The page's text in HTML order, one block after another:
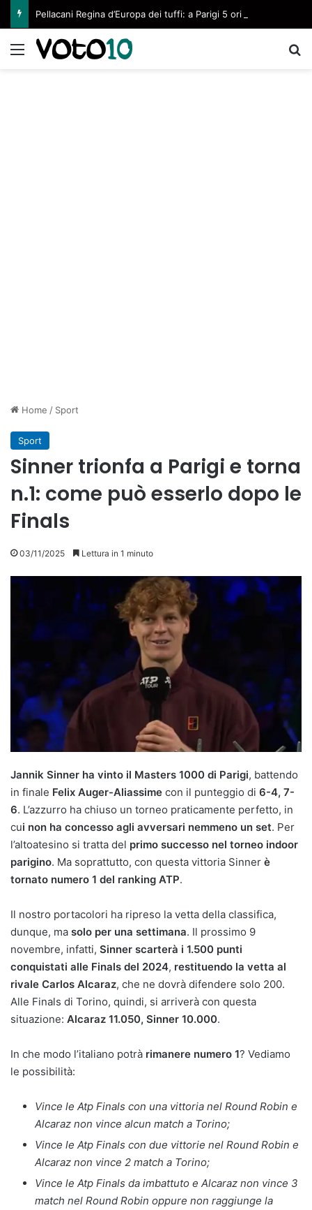
Menu
Home / Sport
Sport
Sinner trionfa a Parigi e torna
n.1: come può esserlo dopo le
Finals
03/11/2025 Lettura in 1 minuto
Jannik Sinner ha vinto il Masters 1000 di Parigi, battendo
in finale Felix Auger-Aliassime con il punteggio di 6-4, 7-
6. L’azzurro ha chiuso un torneo praticamente perfetto, in
cui non ha concesso agli avversari nemmeno un set. Per
l’altoatesino si tratta del primo successo nel torneo indoor
parigino. Ma soprattutto, con questa vittoria Sinner è
tornato numero 1 del ranking ATP.
Il nostro portacolori ha ripreso la vetta della classifica,
dunque, ma solo per una settimana. Il prossimo 9
novembre, infatti, Sinner scarterà i 1.500 punti
conquistati alle Finals del 2024, restituendo la vetta al
rivale Carlos Alcaraz, che ne dovrà difendere solo 200.
Alle Finals di Torino, quindi, si arriverà con questa
situazione: Alcaraz 11.050, Sinner 10.000.
In che modo l’italiano potrà rimanere numero 1? Vediamo
le possibilità:
Vince le Atp Finals con una vittoria nel Round Robin e
Alcaraz non vince alcun match a Torino;
Vince le Atp Finals con due vittorie nel Round Robin e
Alcaraz non vince 2 match a Torino;
Vince le Atp Finals da imbattuto e Alcaraz non vince 3
match nel Round Robin oppure non raggiunge la